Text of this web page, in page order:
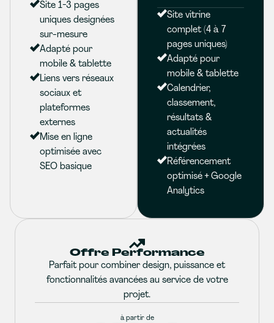
Site 1-3 pages
uniques designées
sur-mesure
Adapté pour
mobile & tablette
Liens vers réseaux
sociaux et
plateformes
externes
Mise en ligne
optimisée avec
SEO basique
Site vitrine
complet (4 à 7
pages uniques)
Adapté pour
mobile & tablette
Calendrier,
classement,
résultats &
actualités
intégrées
Référencement
optimisé + Google
Analytics
Offre Performance
Parfait pour combiner design, puissance et
fonctionnalités avancées au service de votre
projet.
à partir de